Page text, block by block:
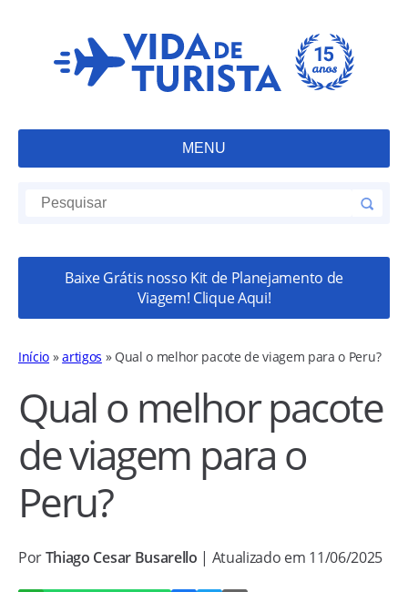
MENU
Baixe Grátis nosso Kit de Planejamento de
Viagem! Clique Aqui!
Início »artigos » Qual o melhor pacote de viagem para o Peru?
Qual o melhor pacote
de viagem para o
Peru?
PorThiago Cesar Busarello | Atualizado em 11/06/2025